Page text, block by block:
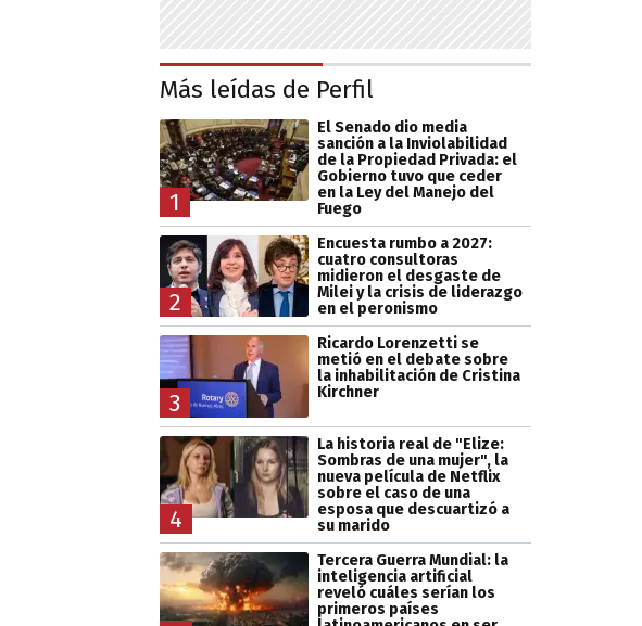
Más leídas de Perfil
1
El Senado dio media
sanción a la Inviolabilidad
de la Propiedad Privada: el
Gobierno tuvo que ceder
en la Ley del Manejo del
Fuego
2
Encuesta rumbo a 2027:
cuatro consultoras
midieron el desgaste de
Milei y la crisis de liderazgo
en el peronismo
3
Ricardo Lorenzetti se
metió en el debate sobre
la inhabilitación de Cristina
Kirchner
4
La historia real de "Elize:
Sombras de una mujer", la
nueva película de Netflix
sobre el caso de una
esposa que descuartizó a
su marido
Tercera Guerra Mundial: la
inteligencia artificial
reveló cuáles serían los
primeros países